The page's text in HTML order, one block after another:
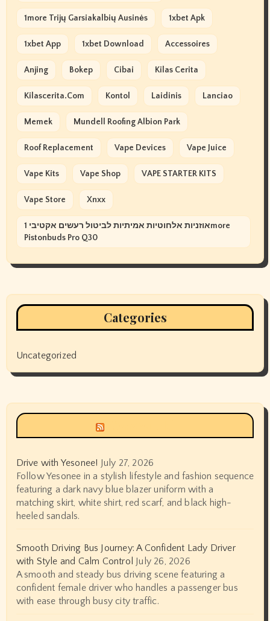
1more Trijų Garsiakalbių Ausinės 1xbet Apk
1xbet App 1xbet Download Accessoires
Anjing Bokep Cibai Kilas Cerita
Kilascerita.com Kontol Laidinis Lanciao
Memek Mundell Roofing Albion Park
Roof Replacement Vape Devices Vape Juice
Vape Kits Vape Shop VAPE STARTER KITS
Vape Store Xnxx
אוזניות אלחוטיות אמיתיות לביטול רעשים אקטיבי 1more
Pistonbuds Pro Q30
Categories
Uncategorized
Drive with Yesonee! July 27, 2026
Follow Yesonee in a stylish lifestyle and fashion sequence
featuring a dark navy blue blazer uniform with a
matching skirt, white shirt, red scarf, and black high-
heeled sandals.
Smooth Driving Bus Journey: A Confident Lady Driver
with Style and Calm Control July 26, 2026
A smooth and steady bus driving scene featuring a
confident female driver who handles a passenger bus
with ease through busy city traffic.